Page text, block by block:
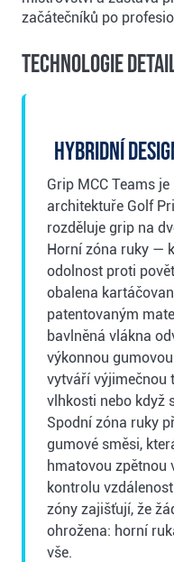
začátečníků po
Technologie
Hybridní
Grip MCC Teams
architektuře Golf
rozděluje grip na
Horní zóna ruky —
odolnost proti
obalena
patentovaným
bavlněná vlákna
výkonnou
vytváří výjimečnou
vlhkosti nebo když
Spodní zóna ruky
gumové směsi,
hmatovou zpětnou
kontrolu
zóny zajišťují, že
ohrožena: horní
vše.